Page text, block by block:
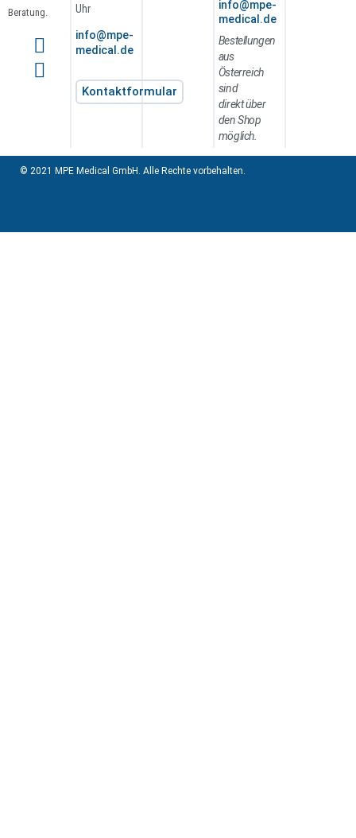
Beratung.
Uhr
info@mpe-
medical.de
Kontaktformular
info@mpe-
medical.de
Bestellungen
aus
Österreich
sind
direkt über
den Shop
möglich.
© 2021 MPE Medical GmbH. Alle Rechte vorbehalten.